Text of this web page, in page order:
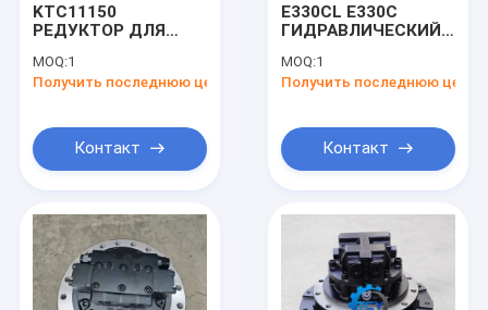
KTC11150
РЕДУКТОР ДЛЯ
MOQ:1
Получить последнюю цену
Контакт
E330CL E330C
ГИДРАВЛИЧЕСКИЙ
1551193-2703 216-
0038 216-0039
MOQ:1
Получить последнюю цену
Контакт